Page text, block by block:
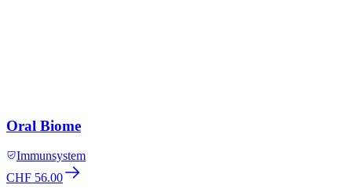
Oral Biome
Immunsystem
CHF 56.00